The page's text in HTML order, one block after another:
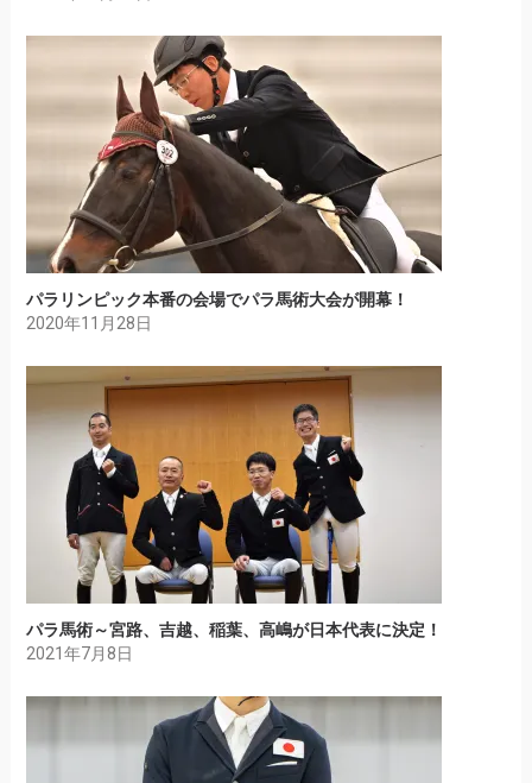
パラリンピック本番の会場でパラ馬術大会が開幕！
2020年11月28日
パラ馬術～宮路、吉越、稲葉、高嶋が日本代表に決定！
2021年7月8日